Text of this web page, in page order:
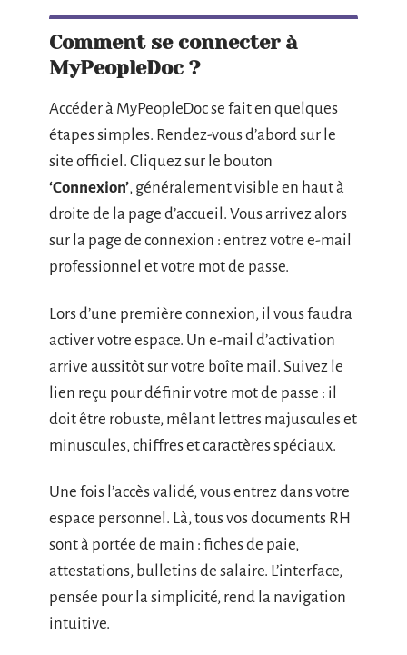
Comment se connecter à
MyPeopleDoc ?
Accéder à MyPeopleDoc se fait en quelques
étapes simples. Rendez-vous d’abord sur le
site officiel. Cliquez sur le bouton
‘Connexion’, généralement visible en haut à
droite de la page d’accueil. Vous arrivez alors
sur la page de connexion : entrez votre e-mail
professionnel et votre mot de passe.
Lors d’une première connexion, il vous faudra
activer votre espace. Un e-mail d’activation
arrive aussitôt sur votre boîte mail. Suivez le
lien reçu pour définir votre mot de passe : il
doit être robuste, mêlant lettres majuscules et
minuscules, chiffres et caractères spéciaux.
Une fois l’accès validé, vous entrez dans votre
espace personnel. Là, tous vos documents RH
sont à portée de main : fiches de paie,
attestations, bulletins de salaire. L’interface,
pensée pour la simplicité, rend la navigation
intuitive.